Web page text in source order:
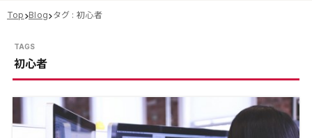
Top Blog タグ : 初心者
初心者